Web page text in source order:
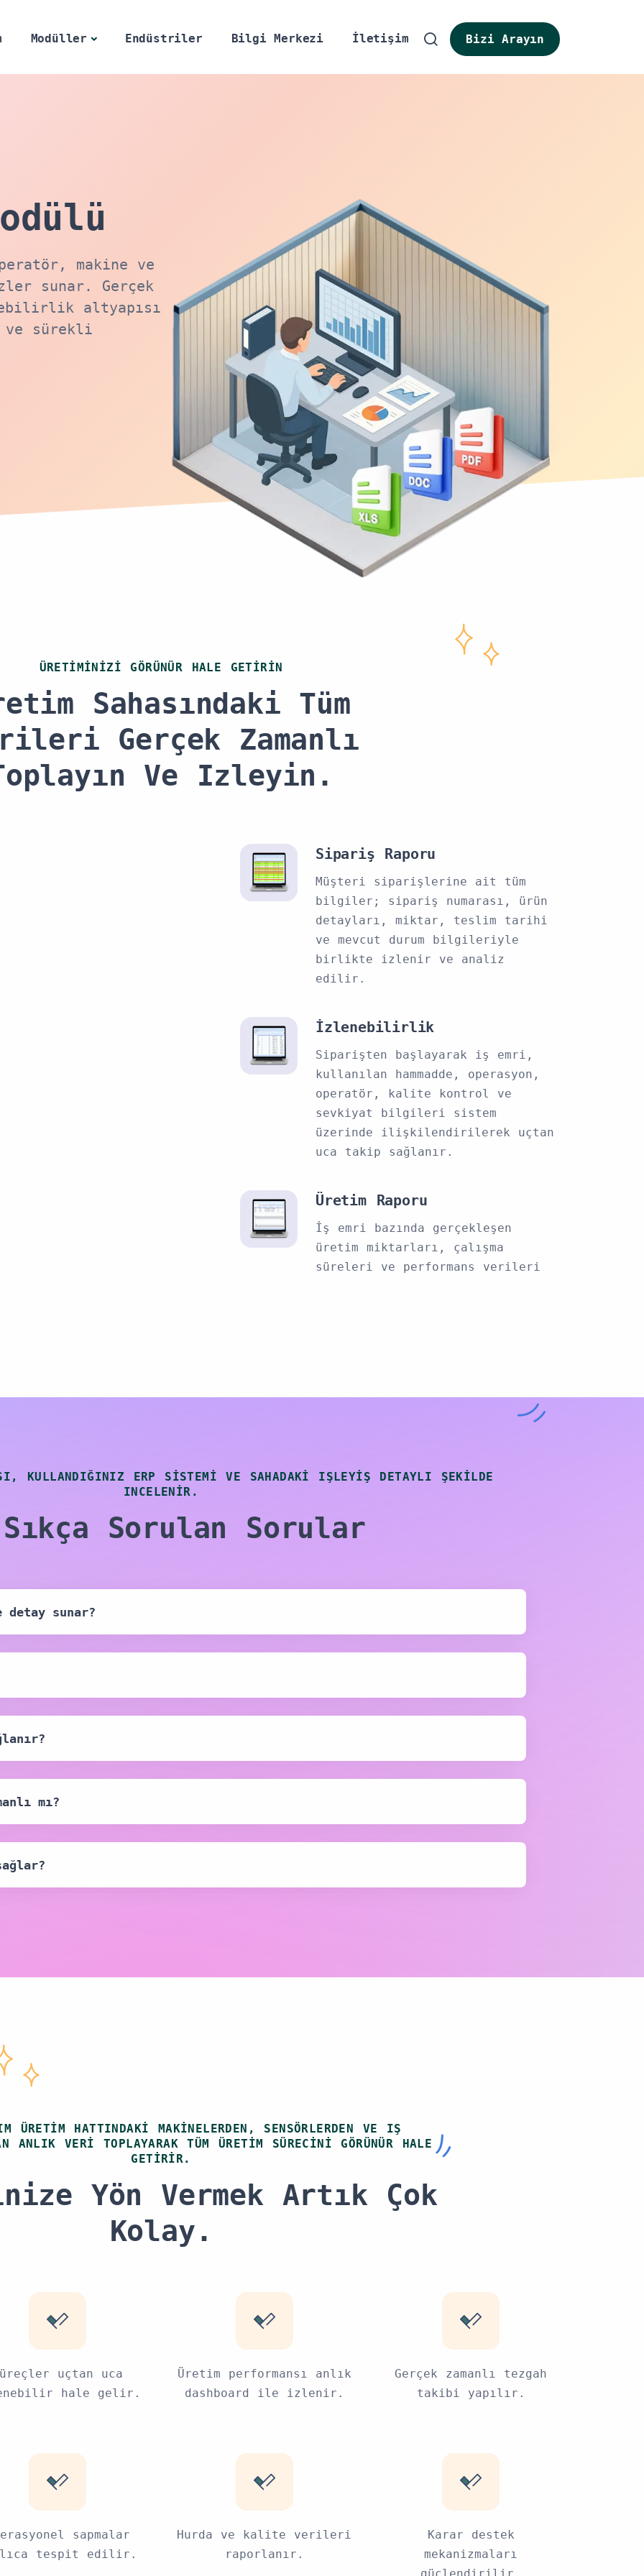
Modüller Endüstriler Bilgi Merkezi İletişim Bizi Arayın
makine ve
sunar. Gerçek
altyapısı
ve sürekli
ÜRETIMINIZI GÖRÜNÜR HALE GETIRIN
Sahasındaki Tüm
Gerçek Zamanlı
Ve Izleyin.
Sipariş Raporu
Müşteri siparişlerine ait tüm
bilgiler; sipariş numarası, ürün
detayları, miktar, teslim tarihi
ve mevcut durum bilgileriyle
birlikte izlenir ve analiz
edilir.
İzlenebilirlik
Siparişten başlayarak iş emri,
kullanılan hammadde, operasyon,
operatör, kalite kontrol ve
sevkiyat bilgileri sistem
üzerinde ilişkilendirilerek uçtan
uca takip sağlanır.
Üretim Raporu
İş emri bazında gerçekleşen
üretim miktarları, çalışma
süreleri ve performans verileri
Dinamik ve görsel dashboard
izlenebilir.
Duruş Raporu
analiz edilerek verimlilik
iyileştirme alanları belirlenir.
Üretim ve kalite süreçlerine ait
KULLANDIĞINIZ ERP SISTEMI VE SAHADAKI IŞLEYIŞ DETAYLI ŞEKILDE
INCELENIR.
Sorulan Sorular
detay sunar?
mı?
ÜRETIM HATTINDAKI MAKINELERDEN, SENSÖRLERDEN VE IŞ
ANLIK VERI TOPLAYARAK TÜM ÜRETIM SÜRECINI GÖRÜNÜR HALE
GETIRIR.
Yön Vermek Artık Çok
Kolay.
uçtan uca
hale gelir.
Üretim performansı anlık
dashboard ile izlenir.
Gerçek zamanlı tezgah
takibi yapılır.
sapmalar
tespit edilir.
Hurda ve kalite verileri
raporlanır.
Karar destek
mekanizmaları